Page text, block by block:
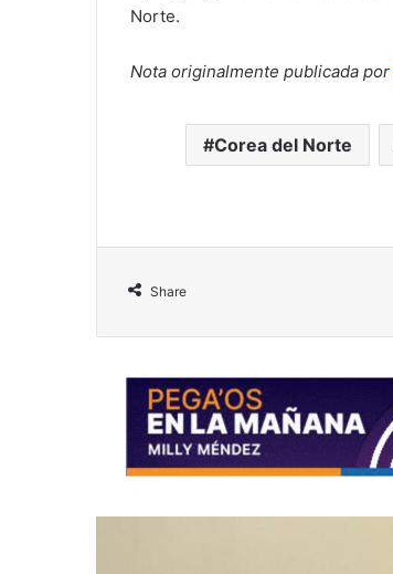
Norte.
Nota originalmente publicada por
Corea del Norte
Share